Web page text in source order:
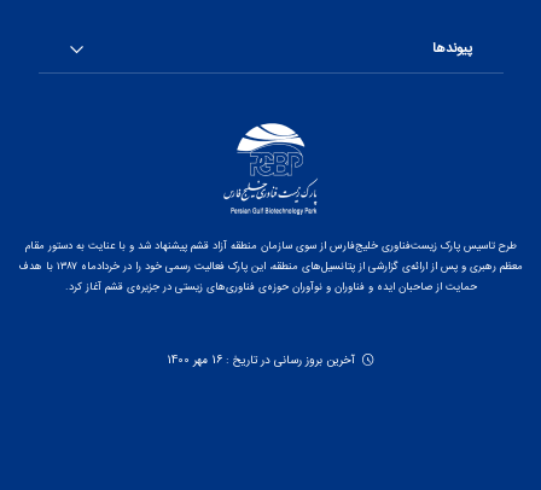
پیوندها
طرح تاسیس پارک زیست‌فناوری خلیج‌فارس از سوی سازمان منطقه آزاد قشم پیشنهاد شد و با عنایت به دستور مقام
معظم رهبری و پس از ارائه‌ی گزارشی از پتانسیل‌های منطقه، این پارک فعالیت رسمی خود را در خردادماه ۱۳۸۷ با هدف
حمایت از صاحبان ایده و فناوران و نوآوران حوزه‌ی فناوری‌های زیستی در جزیره‌ی قشم آغاز کرد.
آخرین بروز رسانی در تاریخ : 16 مهر 1400